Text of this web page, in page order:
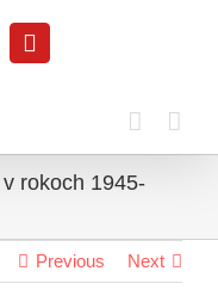
YouTube
rokoch 1945-
Previous Next